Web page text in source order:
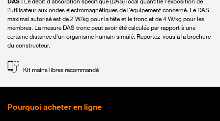
l'utilisateur aux ondes électromagnétiques de l'équipement concerné. Le DAS
maximal autorisé est de 2 W/kg pour la tête et le tronc et de 4 W/kg pour les
membres. La mesure DAS tronc peut avoir été calculée par rapport à une
certaine distance d'un organisme humain simulé. Reportez-vous à la brochure
du constructeur.
Kit mains libres recommandé
Pourquoi acheter en ligne